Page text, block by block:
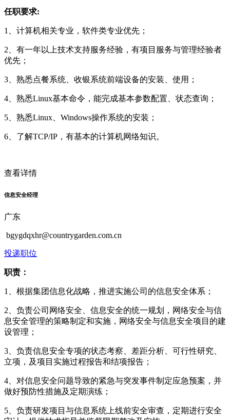
任职要求:
1、计算机相关专业，软件类专业优先；
2、有一年以上技术支持服务经验，有项目服务与管理经验者
优先；
3、熟悉点餐系统、收银系统前端设备的安装、使用；
4、熟悉Linux基本命令，能完成基本参数配置、状态查询；
5、熟悉Linux、Windows操作系统的安装；
6、了解TCP/IP，有基本的计算机网络知识。
查看详情
信息安全经理
广东
bgygdqxhr@countrygarden.com.cn
投递职位
职责：
1、根据集团信息化战略，推进实施公司的信息安全体系；
2、负责公司网络安全、信息安全的统一规划，网络安全与信
息安全管理的策略制定和实施，网络安全与信息安全项目的建
设管理；
3、负责信息安全专项的状态考察、差距分析、可行性研究、
立项，及项目实施过程报告和结项报告；
4、对信息安全问题导致的紧急与突发事件制定应急预案，并
做好预防性措施及定期演练；
5、负责研发项目与信息系统上线前安全审查，定期进行安全